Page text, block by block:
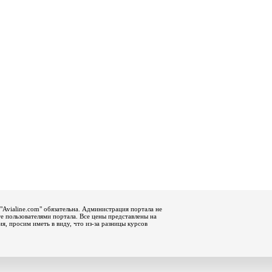
обязательна. Администрация портала не
пользователями портала. Все цены представлены на
просим иметь в виду, что из-за разницы курсов